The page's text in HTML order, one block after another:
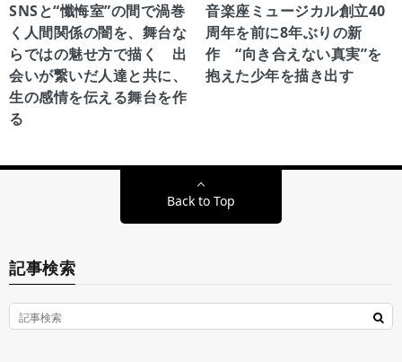
SNSと“懺悔室”の間で渦巻
く人間関係の闇を、舞台な
らではの魅せ方で描く 出
会いが繋いだ人達と共に、
生の感情を伝える舞台を作
る
音楽座ミュージカル創立40
周年を前に8年ぶりの新
作 “向き合えない真実”を
抱えた少年を描き出す
Back to Top
記事検索